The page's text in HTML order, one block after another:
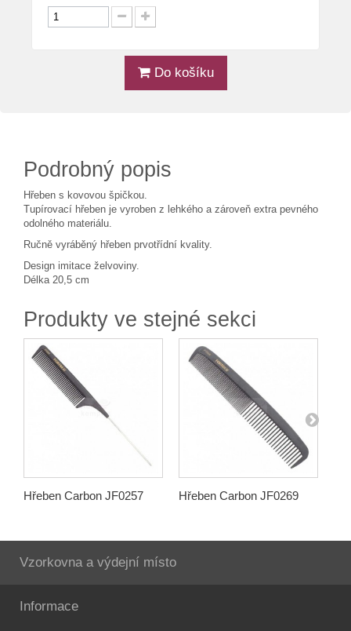
Do košíku
Podrobný popis
Hřeben s kovovou špičkou.
Tupírovací hřeben je vyroben z lehkého a zároveň extra pevného
odolného materiálu.
Ručně vyráběný hřeben prvotřídní kvality.
Design imitace želvoviny.
Délka 20,5 cm
Produkty ve stejné sekci
Hřeben Carbon JF0257 Hřeben Carbon JF0269
Vzorkovna a výdejní místo
Informace